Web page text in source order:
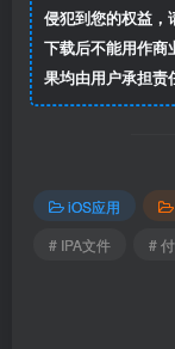
侵犯到您的权益，
下载后不能用作商
果均由用户承担责
iOS应用
# IPA文件
#